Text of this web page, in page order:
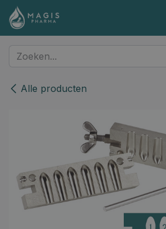
Overslaan naar inhoud
Alle producten